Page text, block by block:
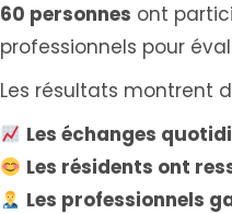
60 personnes ont
professionnels pour
Les résultats montrent
Les échanges
Les résidents ont
Les professionnels